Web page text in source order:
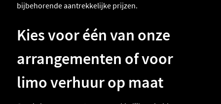
bijbehorende aantrekkelijke prijzen.
Kies voor één van onze
arrangementen of voor
limo verhuur op maat